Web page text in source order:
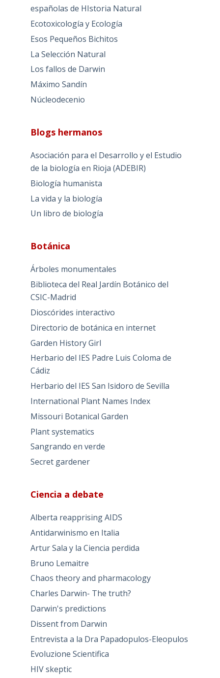
españolas de HIstoria Natural
Ecotoxicología y Ecología
Esos Pequeños Bichitos
La Selección Natural
Los fallos de Darwin
Máximo Sandín
Núcleodecenio
Blogs hermanos
Asociación para el Desarrollo y el Estudio
de la biología en Rioja (ADEBIR)
Biología humanista
La vida y la biología
Un libro de biología
Botánica
Árboles monumentales
Biblioteca del Real Jardín Botánico del
CSIC-Madrid
Dioscórides interactivo
Directorio de botánica en internet
Garden History Girl
Herbario del IES Padre Luis Coloma de
Cádiz
Herbario del IES San Isidoro de Sevilla
International Plant Names Index
Missouri Botanical Garden
Plant systematics
Sangrando en verde
Secret gardener
Ciencia a debate
Alberta reapprising AIDS
Antidarwinismo en Italia
Artur Sala y la Ciencia perdida
Bruno Lemaitre
Chaos theory and pharmacology
Charles Darwin- The truth?
Darwin's predictions
Dissent from Darwin
Entrevista a la Dra Papadopulos-Eleopulos
Evoluzione Scientifica
HIV skeptic